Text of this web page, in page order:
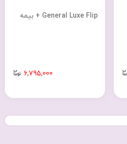
General Luxe Flip + بیمه
6,795,000